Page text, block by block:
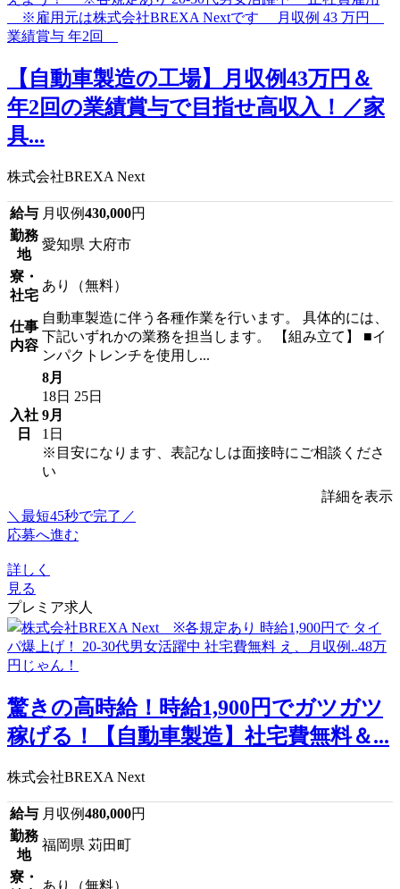
【自動車製造の工場】月収例43万円＆
年2回の業績賞与で目指せ高収入！／家
具...
株式会社BREXA Next
給与 月収例430,000円
勤務
地
愛知県 大府市
寮・
社宅
あり（無料）
仕事
内容
自動車製造に伴う各種作業を行います。 具体的には、
下記いずれかの業務を担当します。 【組み立て】 ■イ
ンパクトレンチを使用し...
入社
日
8月
18日 25日
9月
1日
※目安になります、表記なしは面接時にご相談くださ
い
詳細を表示
＼最短45秒で完了／
応募へ進む
詳しく
見る
プレミア求人
驚きの高時給！時給1,900円でガツガツ
稼げる！【自動車製造】社宅費無料＆...
株式会社BREXA Next
給与 月収例480,000円
勤務
地
福岡県 苅田町
寮・
あり（無料）